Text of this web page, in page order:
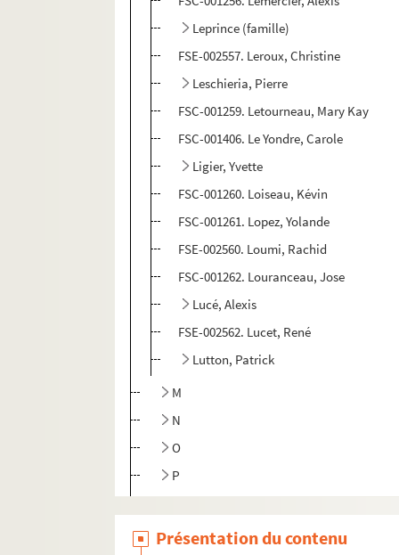
Leprince (famille)
FSE-002557. Leroux, Christine
Leschieria, Pierre
FSC-001259. Letourneau, Mary Kay
FSC-001406. Le Yondre, Carole
Ligier, Yvette
FSC-001260. Loiseau, Kévin
FSC-001261. Lopez, Yolande
FSE-002560. Loumi, Rachid
FSC-001262. Louranceau, Jose
Lucé, Alexis
FSE-002562. Lucet, René
Lutton, Patrick
M
N
O
P
S
Présentation du contenu